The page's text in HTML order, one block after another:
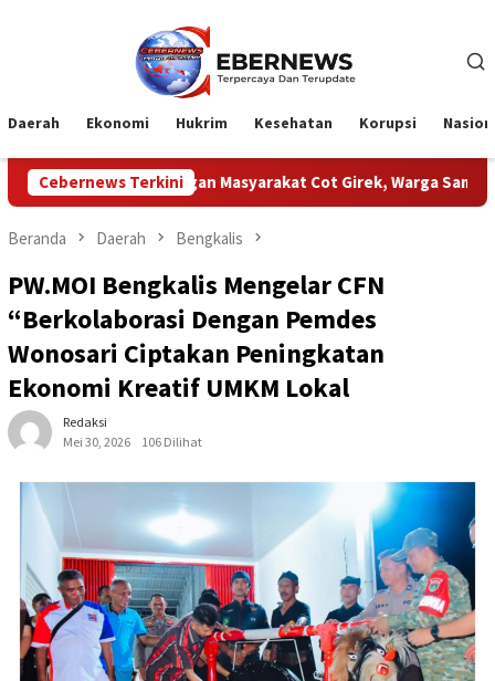
Daerah Ekonomi Hukrim Kesehatan Korupsi
Cebernews Terkini
Masyarakat Cot Girek, Warga Sampaikan Apresiasi
Beranda Daerah Bengkalis
PW.MOI Bengkalis Mengelar CFN
“Berkolaborasi Dengan Pemdes
Wonosari Ciptakan Peningkatan
Ekonomi Kreatif UMKM Lokal
Redaksi
Mei 30, 2026
106 Dilihat